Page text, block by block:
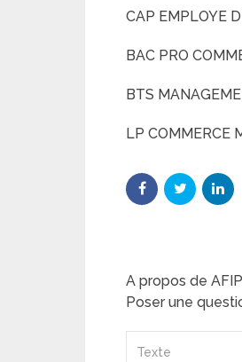
CAP EMPLOYE
BAC PRO
BTS
LP COMMERCE
A propos de
Poser une